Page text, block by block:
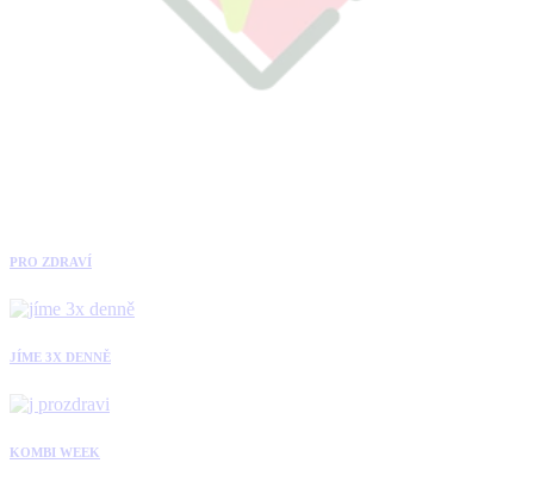
PRO ZDRAVÍ
JÍME 3X DENNĚ
KOMBI WEEK